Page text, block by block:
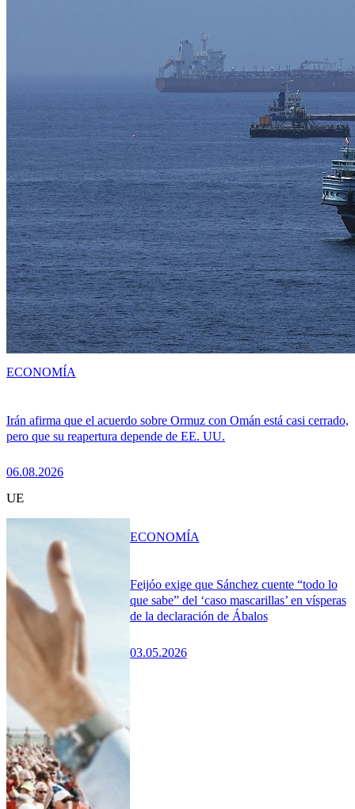
Irán afirma que el acuerdo sobre Ormuz con Omán está casi cerrado,
pero que su reapertura depende de EE. UU.
06.08.2026
ECONOMÍA
UE
Feijóo exige que Sánchez cuente “todo lo
que sabe” del ‘caso mascarillas’ en vísperas
de la declaración de Ábalos
03.05.2026
ECONOMÍA